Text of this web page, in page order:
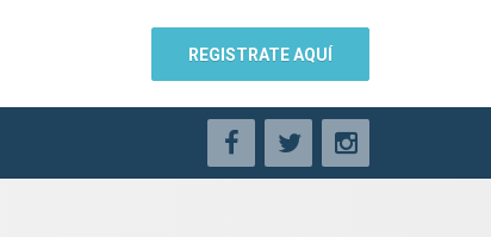
REGISTRATE AQUÍ